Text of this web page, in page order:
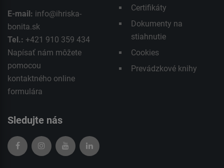
E-mail: info@ihriska-
bonita.sk
Tel.: +421 910 359 434
Napísať nám môžete
pomocou
kontaktného online
formulára
Certifikáty
Dokumenty na
stiahnutie
Cookies
Prevádzkové knihy
Sledujte nás